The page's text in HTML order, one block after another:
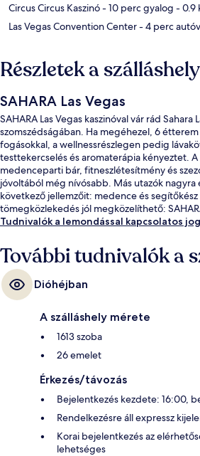
Circus Circus Kaszinó- 10 perc gyalog - 0.9
Las Vegas Convention Center- 4 perc
Részletek a
SAHARA Las Vegas
SAHARA Las Vegas kaszinóval vár rád Sahara
szomszédságában. Ha megéhezel, 6
fogásokkal, a wellnessrészlegen pedig
testtekercselés és aromaterápia kényeztet. A
medenceparti bár, fitneszlétesítmény és
jóvoltából még nívósabb. Más utazók nagyra
következő jellemzőit: medence és segítőkész
tömegközlekedés jól megközelíthető:
megálló csak 9 perc gyalog.
Tudnivalók a lemondással kapcsolatos
További tudnivalók a
Dióhéjban
A szálláshely mérete
1613 szoba
26 emelet
Érkezés/távozás
Bejelentkezés kezdete: 16:00,
Rendelkezésre áll expressz
Korai bejelentkezés az
lehetséges